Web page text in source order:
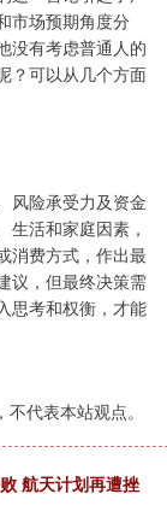
市场预期角度分
没有考虑普通人的
？可以从几个方面
风险承受力及资金
生活和家庭因素，
消费方式，作出最
议，但最终决策需
思考和权衡，才能
代表本站观点。
航天计划再遭挫